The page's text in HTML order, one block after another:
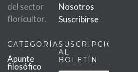
del sector
floricultor.
Nosotros
Suscribirse
CATEGORÍAS
Apunte
filosófico
SUSCRIPCIÓN
AL
BOLETÍN